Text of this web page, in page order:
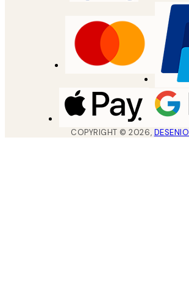
COPYRIGHT ©2026, DESENIO